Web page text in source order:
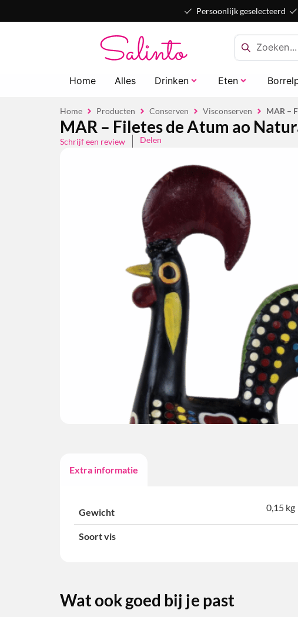
Persoonlijk geselecteerd
Home Alles Drinken Eten
Home Producten Conserven Visconserven MAR –
MAR – Filetes de Atum ao
Schrijf een review Delen
Extra informatie
Gewicht 0,15 kg
Soort vis
Wat ook goed bij je past